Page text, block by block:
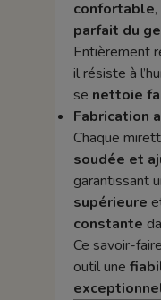
confortable
parfait du
Entièrement
il résiste à
se nettoie
Fabrication
Chaque
soudée et
garantissant
supérieure
constante
Ce savoir-
outil une